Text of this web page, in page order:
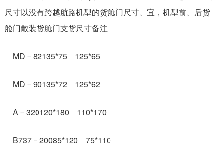
尺寸以没有跨越航路机型的货舱门尺寸、宜，机型前、后货
舱门散装货舱门支货尺寸备注
MD－82135*75 125*65
MD－90135*72 125*62
A－320120*180 110*170
B737－20085*120 75*110